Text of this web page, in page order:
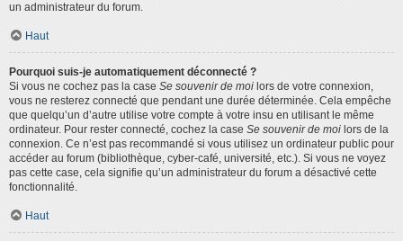
un administrateur du forum.
Haut
Pourquoi suis-je automatiquement déconnecté ?
Si vous ne cochez pas la case Se souvenir de moi lors de votre connexion,
vous ne resterez connecté que pendant une durée déterminée. Cela empêche
que quelqu’un d’autre utilise votre compte à votre insu en utilisant le même
ordinateur. Pour rester connecté, cochez la case Se souvenir de moi lors de la
connexion. Ce n’est pas recommandé si vous utilisez un ordinateur public pour
accéder au forum (bibliothèque, cyber-café, université, etc.). Si vous ne voyez
pas cette case, cela signifie qu’un administrateur du forum a désactivé cette
fonctionnalité.
Haut